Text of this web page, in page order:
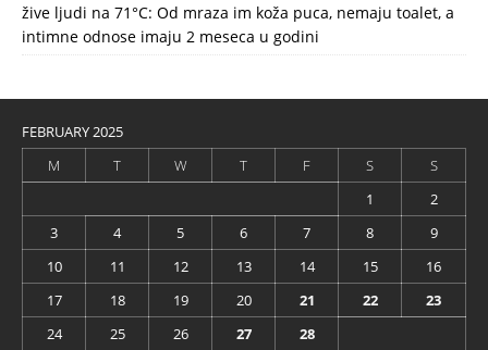
žive ljudi na 71°C: Od mraza im koža puca, nemaju toalet, a
intimne odnose imaju 2 meseca u godini
FEBRUARY 2025
M
T W T F S
S
1
2
3
4 5 6 7 8
9
10
11 12 13 14 15
16
17
18 19 20 21 22
23
24
25 26 27 28